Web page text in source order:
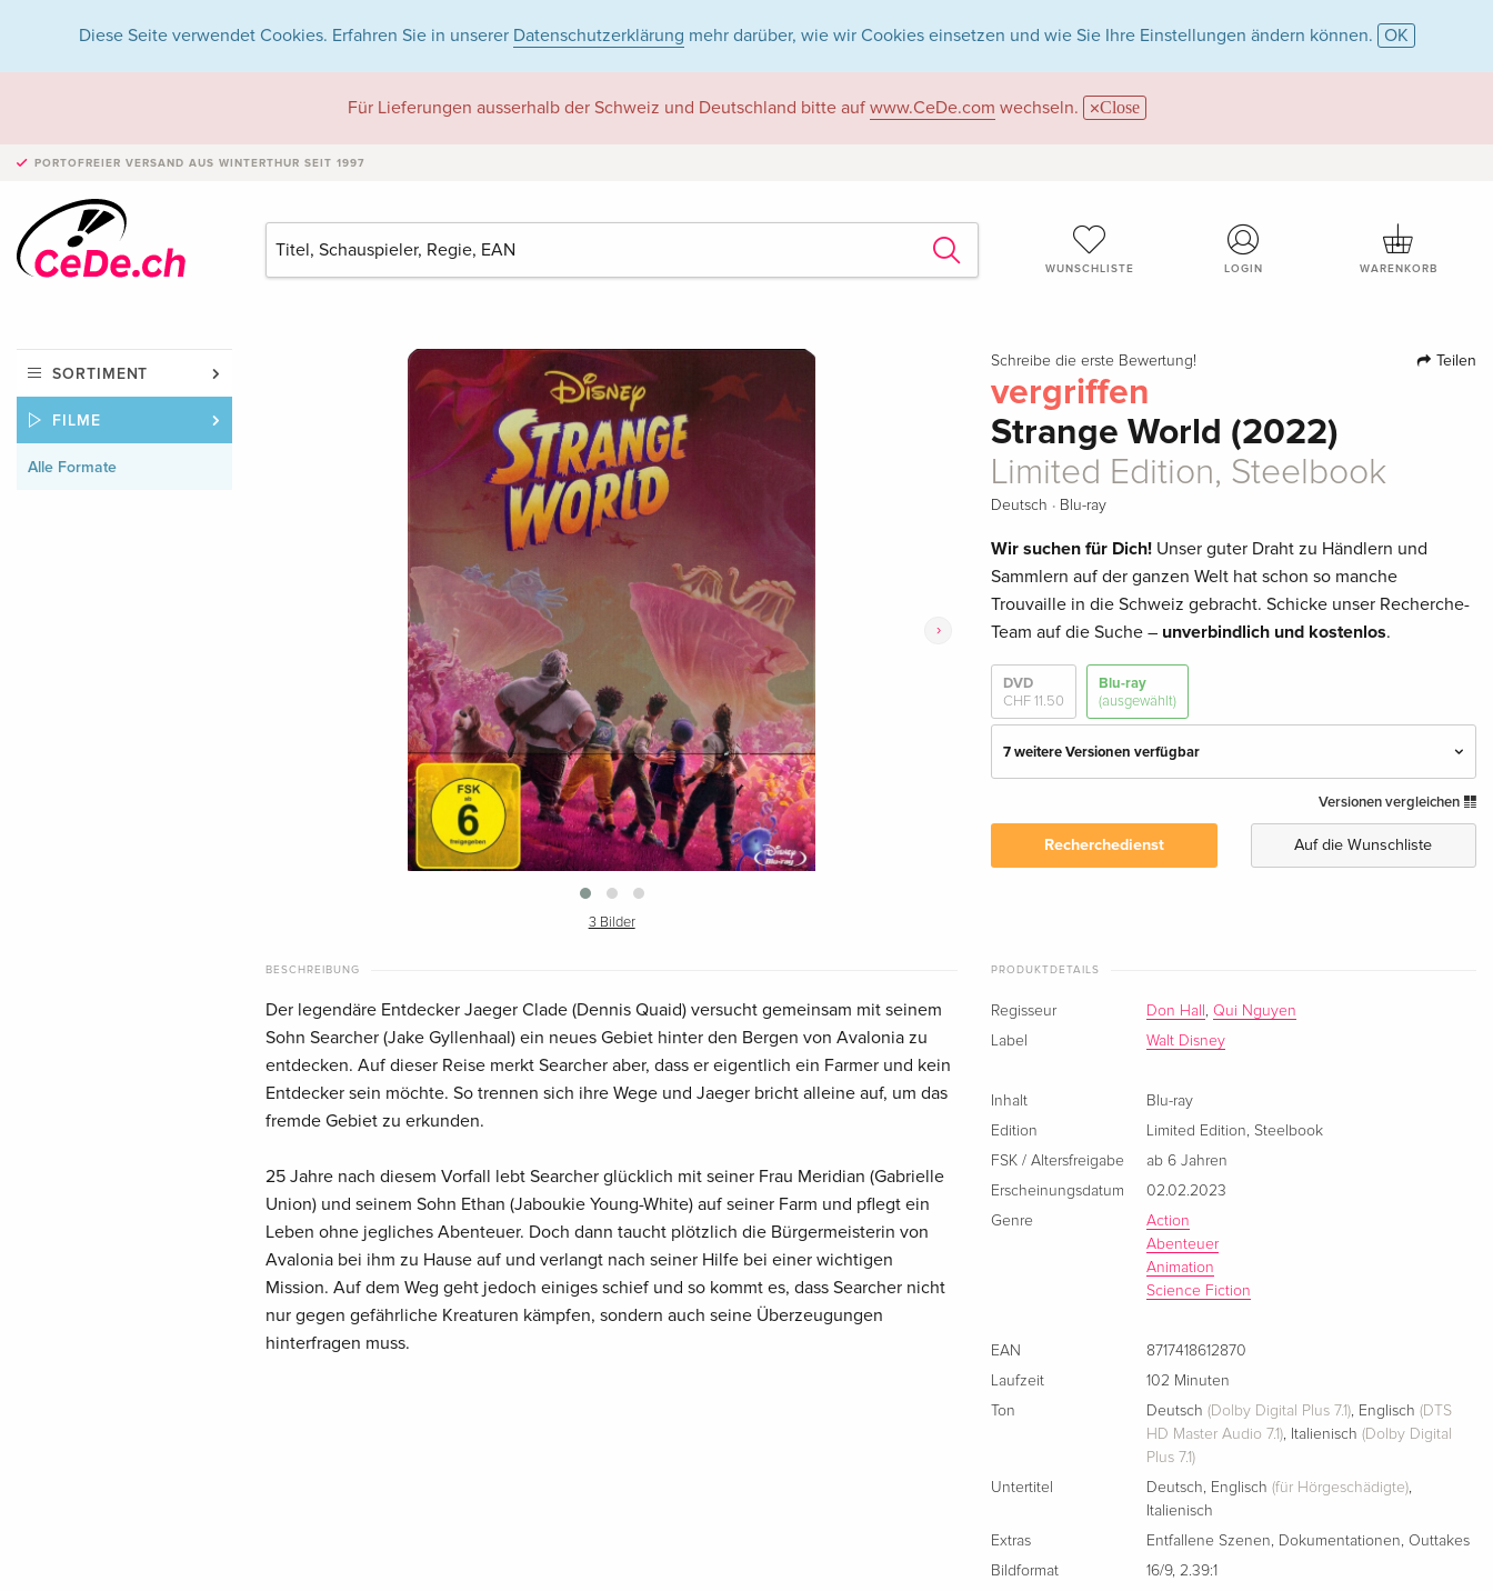
Diese Seite verwendet Cookies. Erfahren Sie in unserer Datenschutzerklärung mehr darüber, wie wir Cookies einsetzen und wie Sie Ihre Einstellungen ändern können. OK
Für Lieferungen ausserhalb der Schweiz und Deutschland bitte auf www.CeDe.com wechseln. Close
PORTOFREIER VERSAND AUS WINTERTHUR SEIT 1997
WUNSCHLISTE LOGIN WARENKORB
SORTIMENT
FILME
Alle Formate
›
3 Bilder
Schreibe die erste Bewertung! Teilen
vergriffen
Strange World (2022)
Limited Edition, Steelbook
Deutsch · Blu-ray
Wir suchen für Dich! Unser guter Draht zu Händlern und
Sammlern auf der ganzen Welt hat schon so manche
Trouvaille in die Schweiz gebracht. Schicke unser Recherche-
Team auf die Suche – unverbindlich und kostenlos.
DVD
CHF 11.50
Blu-ray
(ausgewählt)
7 weitere Versionen verfügbar
Deutsch
CHF 11.50
Blu-ray + DVD
Französisch
Classique
Limited Edition, Steelbook
Versionen vergleichen
Recherchedienst Auf die Wunschliste
BESCHREIBUNG
Der legendäre Entdecker Jaeger Clade (Dennis Quaid) versucht gemeinsam mit seinem
Sohn Searcher (Jake Gyllenhaal) ein neues Gebiet hinter den Bergen von Avalonia zu
entdecken. Auf dieser Reise merkt Searcher aber, dass er eigentlich ein Farmer und kein
Entdecker sein möchte. So trennen sich ihre Wege und Jaeger bricht alleine auf, um das
fremde Gebiet zu erkunden.
25 Jahre nach diesem Vorfall lebt Searcher glücklich mit seiner Frau Meridian (Gabrielle
Union) und seinem Sohn Ethan (Jaboukie Young-White) auf seiner Farm und pflegt ein
Leben ohne jegliches Abenteuer. Doch dann taucht plötzlich die Bürgermeisterin von
Avalonia bei ihm zu Hause auf und verlangt nach seiner Hilfe bei einer wichtigen
Mission. Auf dem Weg geht jedoch einiges schief und so kommt es, dass Searcher nicht
nur gegen gefährliche Kreaturen kämpfen, sondern auch seine Überzeugungen
hinterfragen muss.
PRODUKTDETAILS
Regisseur Don Hall ,Qui Nguyen
Label
Walt Disney
Inhalt
Blu-ray
Edition
Limited Edition,Steelbook
FSK / Altersfreigabe
ab 6 Jahren
Erscheinungsdatum
02.02.2023
Genre
Action
Abenteuer
Animation
Science Fiction
EAN
8717418612870
Laufzeit
102 Minuten
Ton
Deutsch (Dolby Digital Plus 7.1), Englisch (DTS
HD Master Audio 7.1), Italienisch (Dolby Digital
Plus 7.1)
Untertitel
Deutsch, Englisch (für Hörgeschädigte),
Italienisch
Extras
Entfallene Szenen, Dokumentationen,Outtakes
Bildformat
16/9,2.39:1